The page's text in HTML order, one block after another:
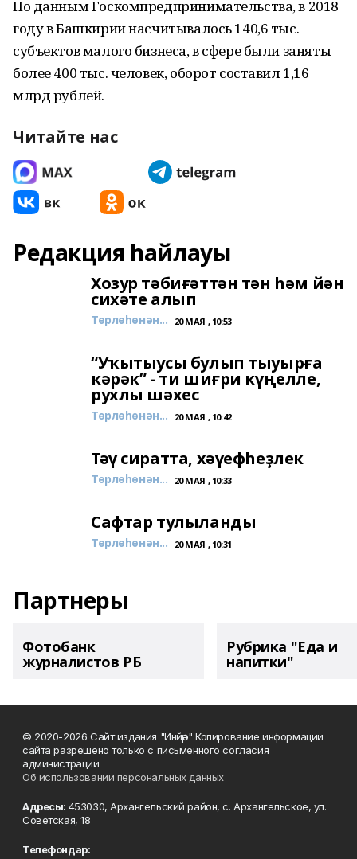
По данным Госкомпредпринимательства, в 2018
году в Башкирии насчитывалось 140,6 тыс.
субъектов малого бизнеса, в сфере были заняты
более 400 тыс. человек, оборот составил 1,16
млрд рублей.
Читайте нас
Редакция һайлауы
Хозур тәбиғәттән тән һәм йән
сихәте алып
Төрлөһөнән... 20 МАЯ , 10:53
“Уҡытыусы булып тыуырға
кәрәк” - ти шиғри күңелле,
рухлы шәхес
Төрлөһөнән... 20 МАЯ , 10:42
Тәү сиратта, хәүефһеҙлек
Төрлөһөнән... 20 МАЯ , 10:33
Сафтар тулыланды
Төрлөһөнән... 20 МАЯ , 10:31
Партнеры
Фотобанк
журналистов РБ
Рубрика "Еда и
напитки"
© 2020-2026 Сайт издания "Инйәр" Копирование информации
сайта разрешено только с письменного согласия
администрации
Об использовании персональных данных
Адресы: 453030, Архангельский район, с. Архангельское, ул.
Советская, 18
Телефондар: